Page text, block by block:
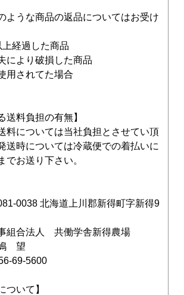
ような商品の返品についてはお受け
上経過した商品
により破損した商品
用されてた場合
送料負担の有無】
料については当社負担とさせてい頂
送時については冷蔵便での着払いに
でお送り下さい。
0038 北海道上川郡新得町字新得9
組合法人 共働学舎新得農場
望
69-5600
ついて】